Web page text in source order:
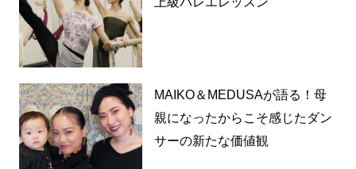
MAIKO＆MEDUSAが語る！母
親になったからこそ感じたダン
サーの新たな価値観